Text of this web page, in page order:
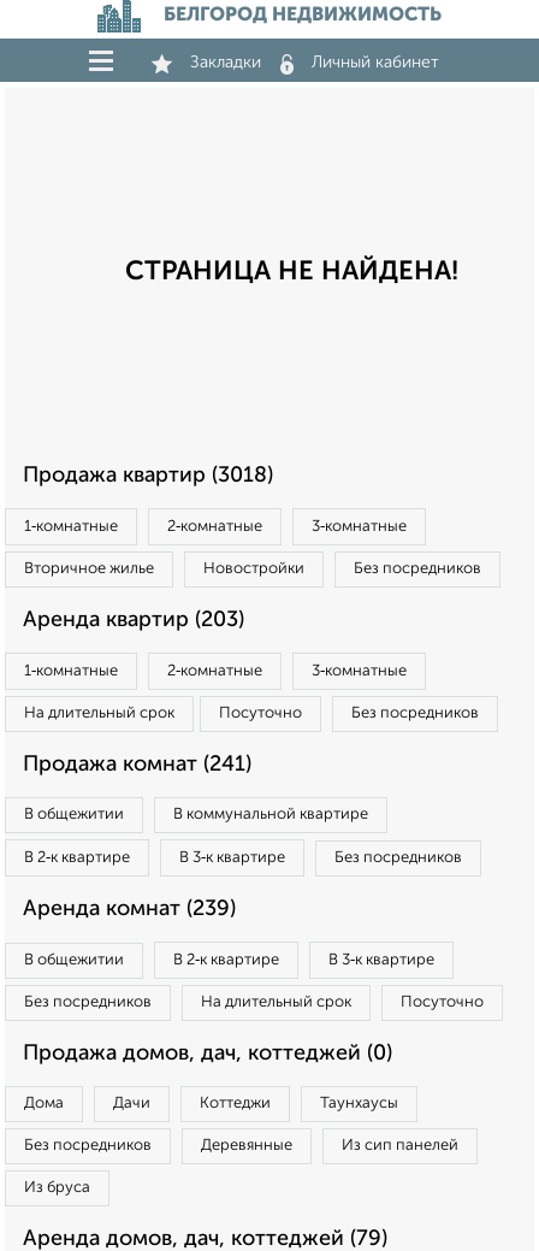
БЕЛГОРОД НЕДВИЖИМОСТЬ
Закладки Личный кабинет
СТРАНИЦА НЕ НАЙДЕНА!
Продажа квартир (3018)
1‑комнатные 2‑комнатные 3‑комнатные
Вторичное жилье Новостройки Без посредников
Аренда квартир (203)
1‑комнатные 2‑комнатные 3‑комнатные
На длительный срок Посуточно Без посредников
Продажа комнат (241)
В общежитии В коммунальной квартире
В 2‑к квартире В 3‑к квартире Без посредников
Аренда комнат (239)
В общежитии В 2‑к квартире В 3‑к квартире
Без посредников На длительный срок Посуточно
Продажа домов, дач, коттеджей (0)
Дома Дачи Коттеджи Таунхаусы
Без посредников Деревянные Из сип панелей
Из бруса
Аренда домов, дач, коттеджей (79)